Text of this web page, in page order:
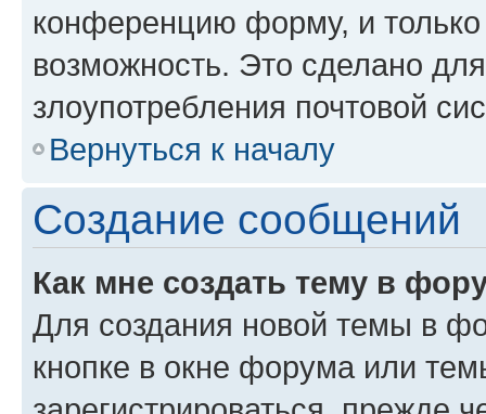
конференцию форму, и
возможность. Это сделано
злоупотребления почтовой
Вернуться к началу
Создание сообщений
Как мне создать тему в
Для создания новой темы в
кнопке в окне форума или